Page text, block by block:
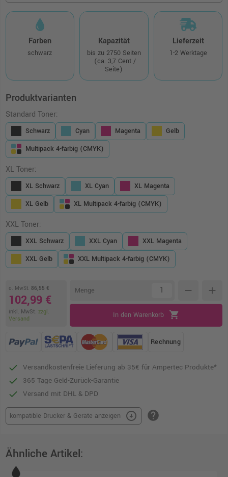
Farben
schwarz
Kapazität
bis zu 2750 Seiten
(ca. 3,7 Cent /
Seite)
Lieferzeit
1-2 Werktage
Produktvarianten
Standard Toner:
Schwarz Cyan Magenta
Gelb
Multipack 4-farbig (CMYK)
XL Toner:
XL Schwarz XL Cyan
XL Magenta
XL Gelb
XL Multipack 4-farbig (CMYK)
XXL Toner:
XXL Schwarz XXL Cyan
XXL Magenta
XXL Gelb
XXL Multipack 4-farbig (CMYK)
o. MwSt. 86,55 €
102,99 €
inkl. MwSt. zzgl.
Versand
Menge remove add
In den Warenkorb shopping_cart
Rechnung
Versandkostenfreie Lieferung ab 35€ für Ampertec Produkte*
365 Tage Geld-Zurück-Garantie
Versand mit DHL & DPD
kompatible Drucker & Geräte anzeigen arrow_circle_down help
Ähnliche Artikel: